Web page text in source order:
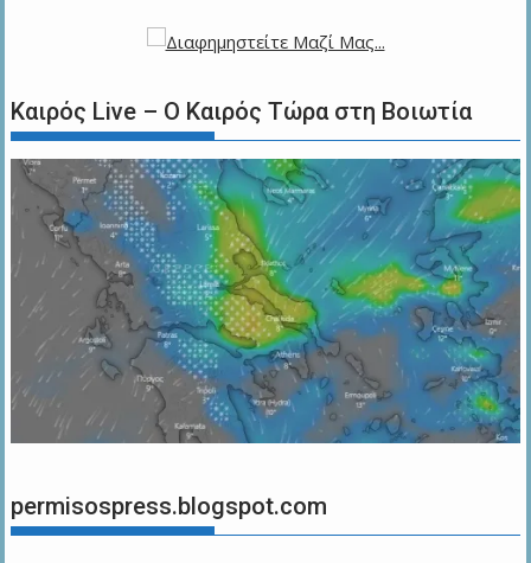
Καιρός Live – Ο Καιρός Τώρα στη Βοιωτία
permisospress.blogspot.com